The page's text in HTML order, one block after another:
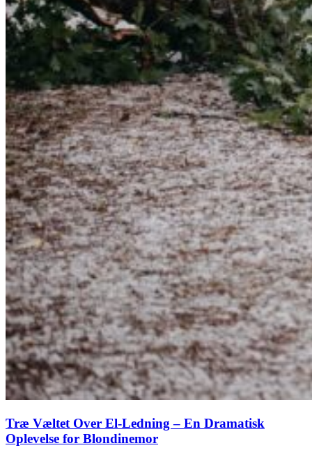
Træ Væltet Over El-Ledning – En Dramatisk
Oplevelse for Blondinemor